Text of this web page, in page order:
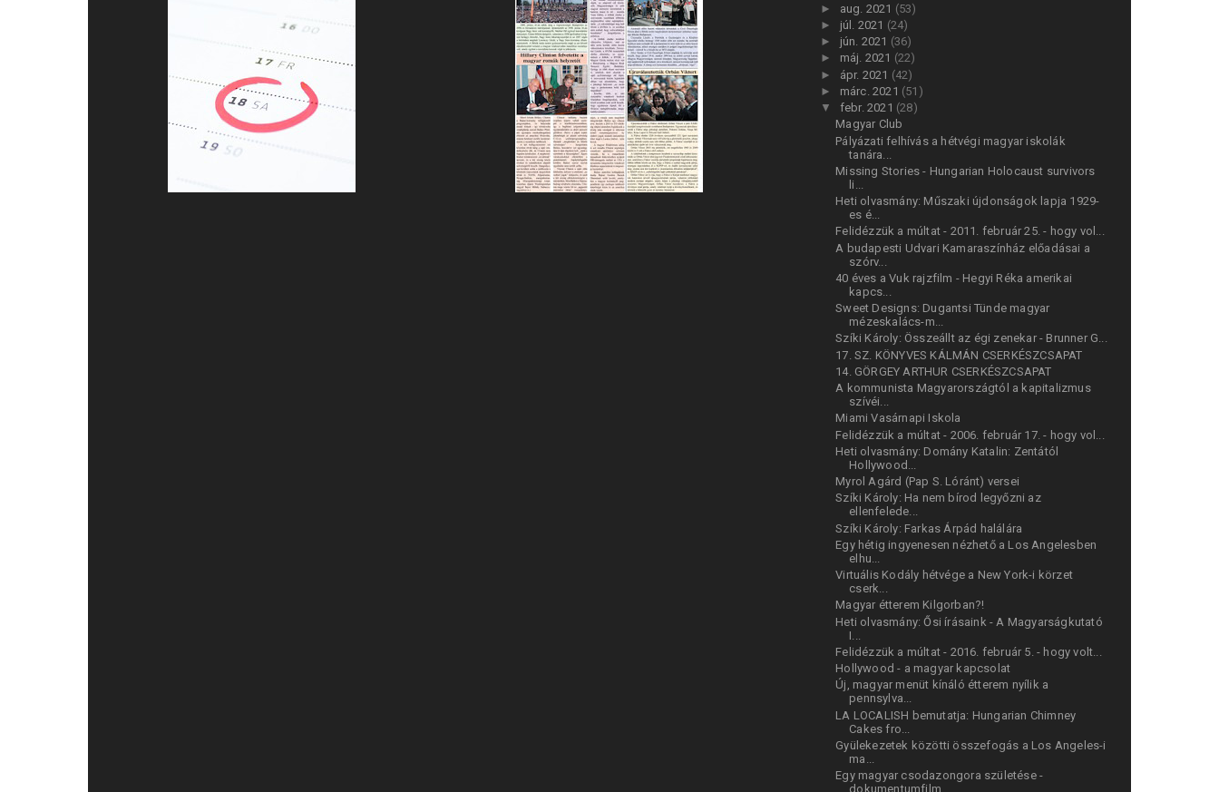
► aug. 2021 (53)
► júl. 2021 (24)
► jún. 2021 (36)
► máj. 2021 (22)
► ápr. 2021 (42)
► márc. 2021 (51)
▼ febr. 2021 (28)
Magyar Club
Pályázati felhívás a hétvégi magyar iskolák
tanára...
Missing Stories - Hungarian Holocaust survivors
li...
Heti olvasmány: Műszaki újdonságok lapja 1929-
es é...
Felidézzük a múltat - 2011. február 25. - hogy vol...
A budapesti Udvari Kamaraszínház előadásai a
szórv...
40 éves a Vuk rajzfilm - Hegyi Réka amerikai
kapcs...
Sweet Designs: Dugantsi Tünde magyar
mézeskalács-m...
Szíki Károly: Összeállt az égi zenekar - Brunner G...
17. SZ. KÖNYVES KÁLMÁN CSERKÉSZCSAPAT
14. GÖRGEY ARTHUR CSERKÉSZCSAPAT
A kommunista Magyarországtól a kapitalizmus
szívéi...
Miami Vasárnapi Iskola
Felidézzük a múltat - 2006. február 17. - hogy vol...
Heti olvasmány: Domány Katalin: Zentától
Hollywood...
Myrol Agárd (Pap S. Lóránt) versei
Szíki Károly: Ha nem bírod legyőzni az
ellenfelede...
Szíki Károly: Farkas Árpád halálára
Egy hétig ingyenesen nézhető a Los Angelesben
elhu...
Virtuális Kodály hétvége a New York-i körzet
cserk...
Magyar étterem Kilgorban?!
Heti olvasmány: Ősi írásaink - A Magyarságkutató
I...
Felidézzük a múltat - 2016. február 5. - hogy volt...
Hollywood - a magyar kapcsolat
Új, magyar menüt kínáló étterem nyílik a
pennsylva...
LA LOCALISH bemutatja: Hungarian Chimney
Cakes fro...
Gyülekezetek közötti összefogás a Los Angeles-i
ma...
Egy magyar csodazongora születése -
dokumentumfilm